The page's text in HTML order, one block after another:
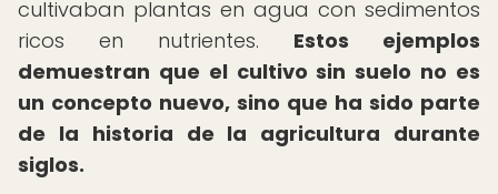
cultivaban plantas en agua con sedimentos
ricos en nutrientes. Estos ejemplos
demuestran que el cultivo sin suelo no es
un concepto nuevo, sino que ha sido parte
de la historia de la agricultura durante
siglos.